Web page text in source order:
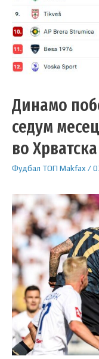
Динамо
седум
во Хрватска
Фудбал ТОП Makfax /